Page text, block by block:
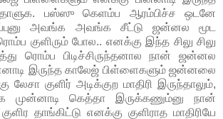
பஸ்ஸு கெளம்ப ஆரம்பிச்ச ஒடனே
அவங்க அவங்க சீட்டு ஜன்னல மூட
குளிரும் போல.. எனக்கு இந்த சிலு சிலு
ரொம்ப பிடிச்சிருந்தனால நான் ஜன்னல
இருந்த காலேஜ் பிள்ளைகளும் ஜன்னலை
லேசா குளிர் அடிக்குற மாதிரி இருந்தாலும்,
முன்னாடி கெத்தா இருக்கணும்னு நான்
தாங்கிட்டு எனக்கு குளிராத மாதிரியே